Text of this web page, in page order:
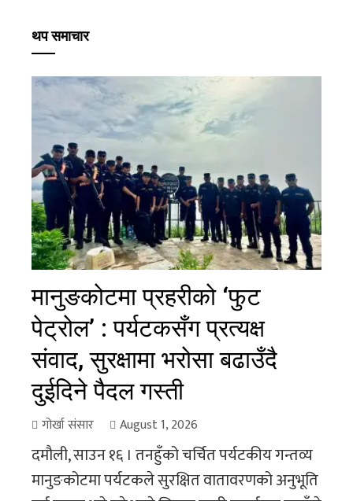
थप समाचार
मानुङकोटमा प्रहरीको ‘फुट
पेट्रोल’ : पर्यटकसँग प्रत्यक्ष
संवाद, सुरक्षामा भरोसा बढाउँदै
दुईदिने पैदल गस्ती
गोर्खा संसार August 1, 2026
दमौली, साउन १६ । तनहुँको चर्चित पर्यटकीय गन्तव्य
मानुङकोटमा पर्यटकले सुरक्षित वातावरणको अनुभूति